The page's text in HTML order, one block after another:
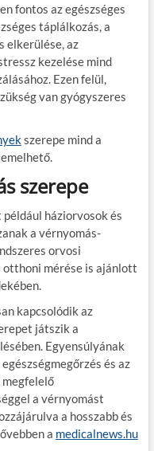
fontos az egészséges
táplálkozás, a
elkerülése, az
kezelése mind
Ezen felül,
van gyógyszeres
szerepe mind a
szerepe
háziorvosok és
a vérnyomás-
orvosi
mérése is ajánlott
kapcsolódik az
játszik a
Egyensúlyának
és az
a vérnyomást
a hosszabb és
a medicalnews.hu